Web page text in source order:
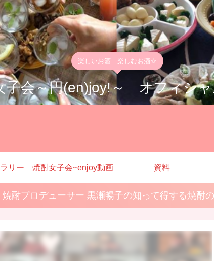
楽しいお酒 楽しむお酒☆
子会～円(en)joy!～ オフィシ
リー 焼酎女子会~enjoy動画 資料
焼酎プロデューサー 黒瀬暢子の知って得する焼酎